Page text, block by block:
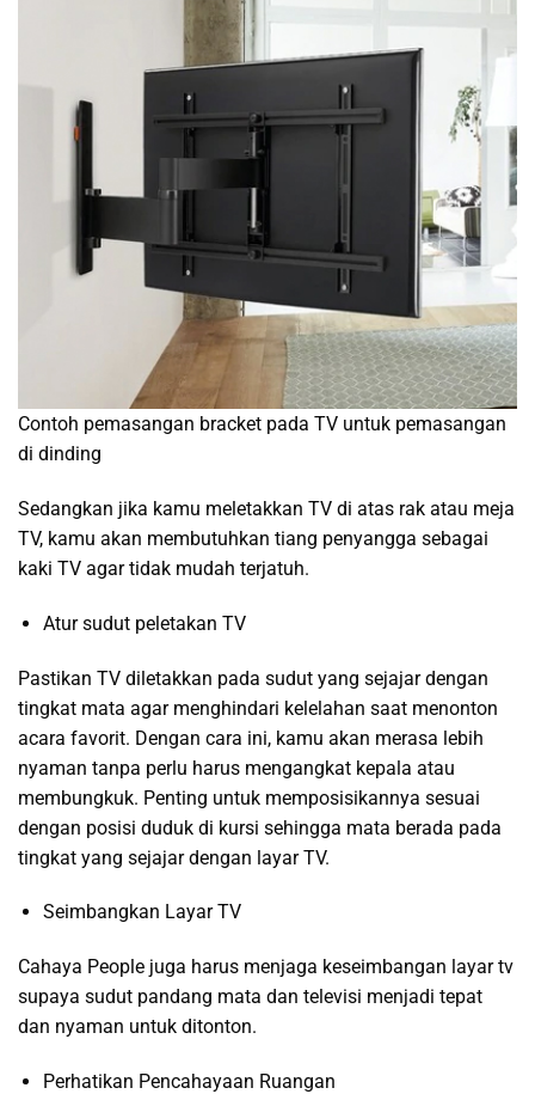
Contoh pemasangan bracket pada TV untuk pemasangan
di dinding
Sedangkan jika kamu meletakkan TV di atas rak atau meja
TV, kamu akan membutuhkan tiang penyangga sebagai
kaki TV agar tidak mudah terjatuh.
Atur sudut peletakan TV
Pastikan TV diletakkan pada sudut yang sejajar dengan
tingkat mata agar menghindari kelelahan saat menonton
acara favorit. Dengan cara ini, kamu akan merasa lebih
nyaman tanpa perlu harus mengangkat kepala atau
membungkuk. Penting untuk memposisikannya sesuai
dengan posisi duduk di kursi sehingga mata berada pada
tingkat yang sejajar dengan layar TV.
Seimbangkan Layar TV
Cahaya People juga harus menjaga keseimbangan layar tv
supaya sudut pandang mata dan televisi menjadi tepat
dan nyaman untuk ditonton.
Perhatikan Pencahayaan Ruangan